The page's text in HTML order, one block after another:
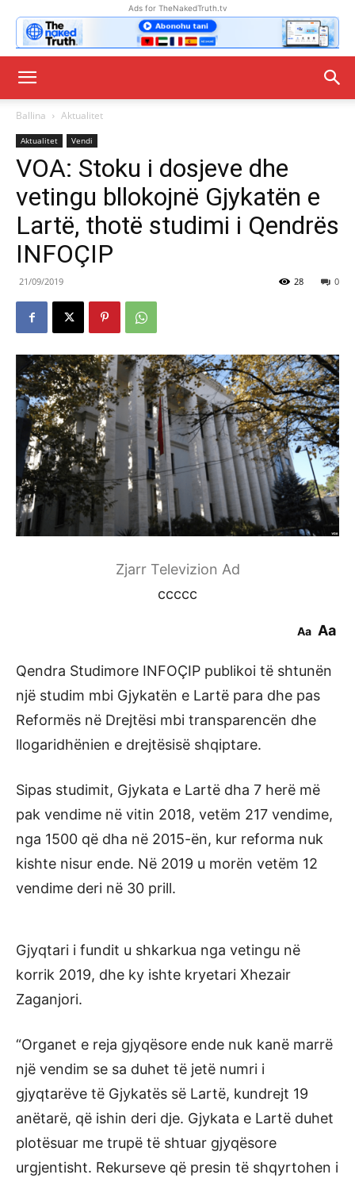
Ads for TheNakedTruth.tv
Ballina Aktualitet
Aktualitet Vendi
VOA: Stoku i dosjeve dhe
vetingu bllokojnë Gjykatën e
Lartë, thotë studimi i Qendrës
INFOÇIP
21/09/2019 0
28
Zjarr Televizion Ad
ccccc
Aa Aa
Qendra Studimore INFOÇIP publikoi të shtunën
një studim mbi Gjykatën e Lartë para dhe pas
Reformës në Drejtësi mbi transparencën dhe
llogaridhënien e drejtësisë shqiptare.
Sipas studimit, Gjykata e Lartë dha 7 herë më
pak vendime në vitin 2018, vetëm 217 vendime,
nga 1500 që dha në 2015-ën, kur reforma nuk
kishte nisur ende. Në 2019 u morën vetëm 12
vendime deri në 30 prill.
Gjyqtari i fundit u shkarkua nga vetingu në
korrik 2019, dhe ky ishte kryetari Xhezair
Zaganjori.
“Organet e reja gjyqësore ende nuk kanë marrë
një vendim se sa duhet të jetë numri i
gjyqtarëve të Gjykatës së Lartë, kundrejt 19
anëtarë, që ishin deri dje. Gjykata e Lartë duhet
plotësuar me trupë të shtuar gjyqësore
urgjentisht. Rekurseve që presin të shqyrtohen i